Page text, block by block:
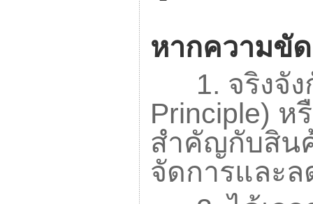
หากความขัด
1. จริงจั
Principle) ห
สำคัญกับสิน
จัดการและ